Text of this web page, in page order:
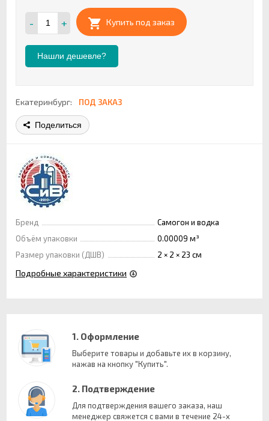
- + Купить под заказ
Нашли дешевле?
Екатеринбург: ПОД ЗАКАЗ
Поделиться
Бренд
Самогон и водка
Объём упаковки
0.00009 м³
Размер упаковки (ДШВ)
2 × 2 × 23 см
Подробные характеристики
1. Оформление
Выберите товары и добавьте их в корзину,
нажав на кнопку "Купить".
2. Подтверждение
Для подтверждения вашего заказа, наш
менеджер свяжется с вами в течение 24-х